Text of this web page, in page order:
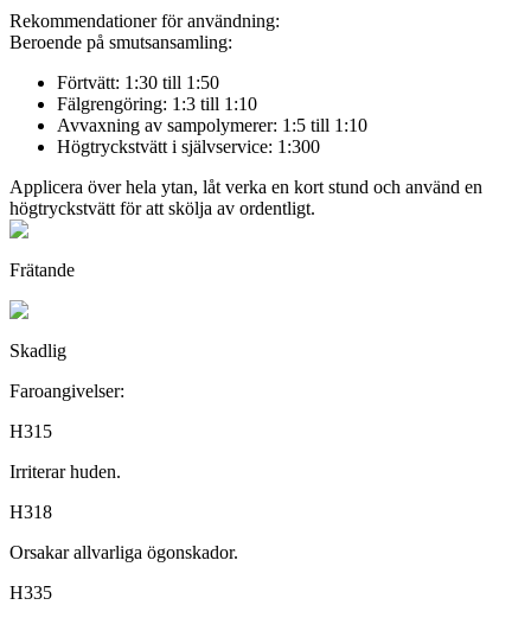
Rekommendationer för användning:
Beroende på smutsansamling:
Förtvätt: 1:30 till 1:50
Fälgrengöring: 1:3 till 1:10
Avvaxning av sampolymerer: 1:5 till 1:10
Högtryckstvätt i självservice: 1:300
Applicera över hela ytan, låt verka en kort stund och använd en
högtryckstvätt för att skölja av ordentligt.
Frätande
Skadlig
Faroangivelser:
H315
Irriterar huden.
H318
Orsakar allvarliga ögonskador.
H335